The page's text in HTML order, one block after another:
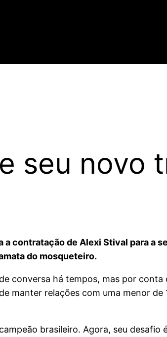
seu novo
contratação de Alexi Stival para a
do mosqueteiro.
conversa há tempos, mas por
manter relações com uma menor de
brasileiro. Agora, seu desafio